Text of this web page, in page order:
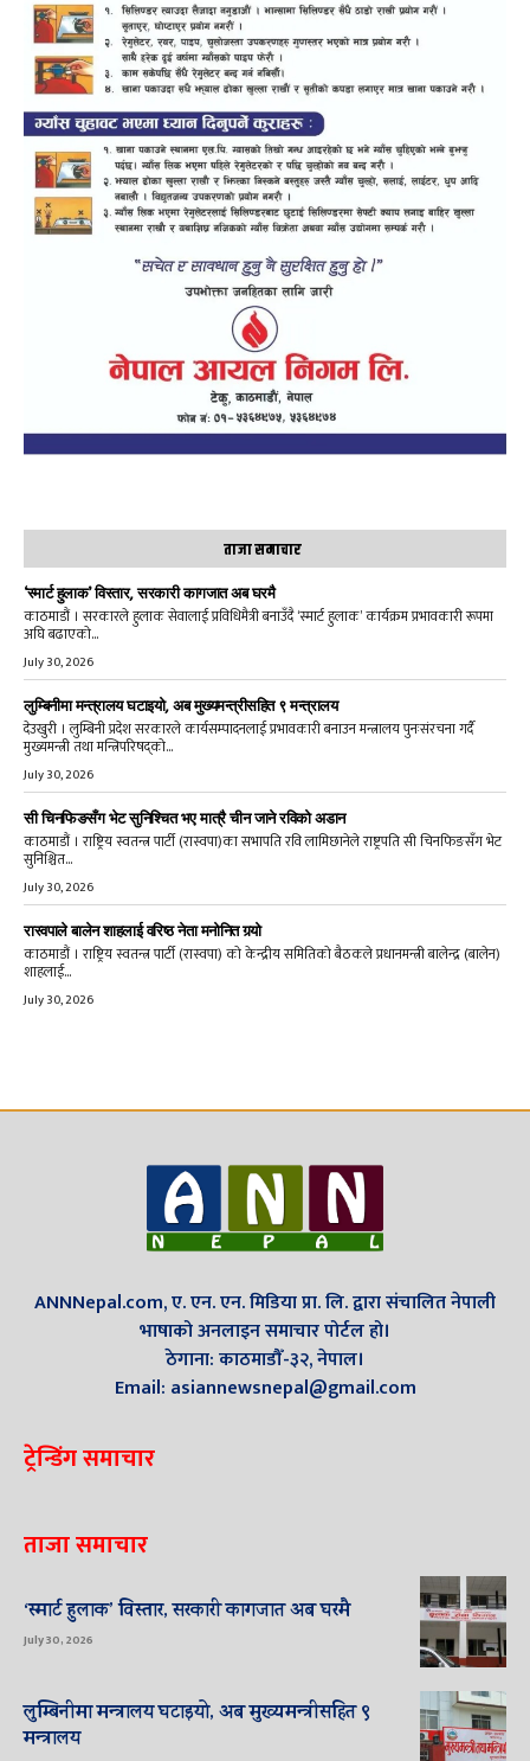
ताजा समाचार
‘स्मार्ट हुलाक’ विस्तार, सरकारी कागजात अब घरमै
काठमाडौं । सरकारले हुलाक सेवालाई प्रविधिमैत्री बनाउँदै ‘स्मार्ट हुलाक’ कार्यक्रम प्रभावकारी रूपमा
अघि बढाएको...
July 30, 2026
लुम्बिनीमा मन्त्रालय घटाइयो, अब मुख्यमन्त्रीसहित ९ मन्त्रालय
देउखुरी । लुम्बिनी प्रदेश सरकारले कार्यसम्पादनलाई प्रभावकारी बनाउन मन्त्रालय पुनःसंरचना गर्दै
मुख्यमन्त्री तथा मन्त्रिपरिषद्को...
July 30, 2026
सी चिनफिङसँग भेट सुनिश्चित भए मात्रै चीन जाने रविको अडान
काठमाडौं । राष्ट्रिय स्वतन्त्र पार्टी (रास्वपा)का सभापति रवि लामिछानेले राष्ट्रपति सी चिनफिङसँग भेट
सुनिश्चित...
July 30, 2026
रास्वपाले बालेन शाहलाई वरिष्ठ नेता मनोनित गर्‍यो
काठमाडौं । राष्ट्रिय स्वतन्त्र पार्टी (रास्वपा) को केन्द्रीय समितिको बैठकले प्रधानमन्त्री बालेन्द्र (बालेन)
शाहलाई...
July 30, 2026
ANNNepal.com, ए. एन. एन. मिडिया प्रा. लि. द्वारा संचालित नेपाली
भाषाको अनलाइन समाचार पोर्टल हो।
ठेगाना: काठमाडौँ-३२, नेपाल।
Email: asiannewsnepal@gmail.com
ट्रेन्डिंग समाचार
ताजा समाचार
‘स्मार्ट हुलाक’ विस्तार, सरकारी कागजात अब घरमै
July 30, 2026
लुम्बिनीमा मन्त्रालय घटाइयो, अब मुख्यमन्त्रीसहित ९
मन्त्रालय